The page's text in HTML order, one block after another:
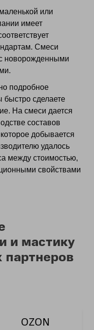
или
имеет
Смеси
новорожденными
подробное
быстро сделаете
На смеси дается
составов
добывается
удалось
между стоимостью,
свойствами
и мастику
партнеров
OZON